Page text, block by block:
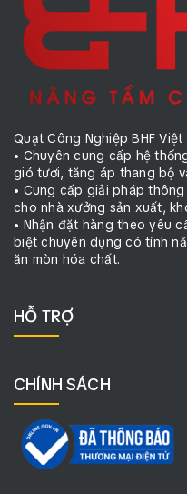
Quạt Công Nghiệp BHF Việt
• Chuyên cung cấp hệ
gió tươi, tăng áp thang bộ
• Cung cấp giải pháp
cho nhà xưởng sản xuất,
• Nhận đặt hàng theo yêu
biệt chuyên dụng có tính
ăn mòn hóa chất.
HỖ TRỢ
CHÍNH SÁCH